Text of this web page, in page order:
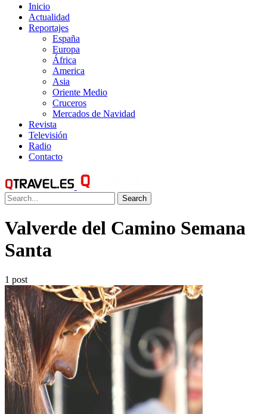
Inicio
Actualidad
Reportajes
España
Europa
África
America
Asia
Oriente Medio
Cruceros
Mercados de Navidad
Revista
Televisión
Radio
Contacto
Search
Valverde del Camino Semana
Santa
1 post